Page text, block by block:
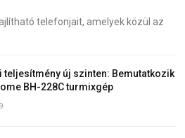
telefonjait, amelyek közül az
teljesítmény új szinten: Bemutatkozik
BH-228C turmixgép